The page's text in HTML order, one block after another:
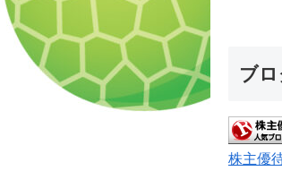
ブ
株主優